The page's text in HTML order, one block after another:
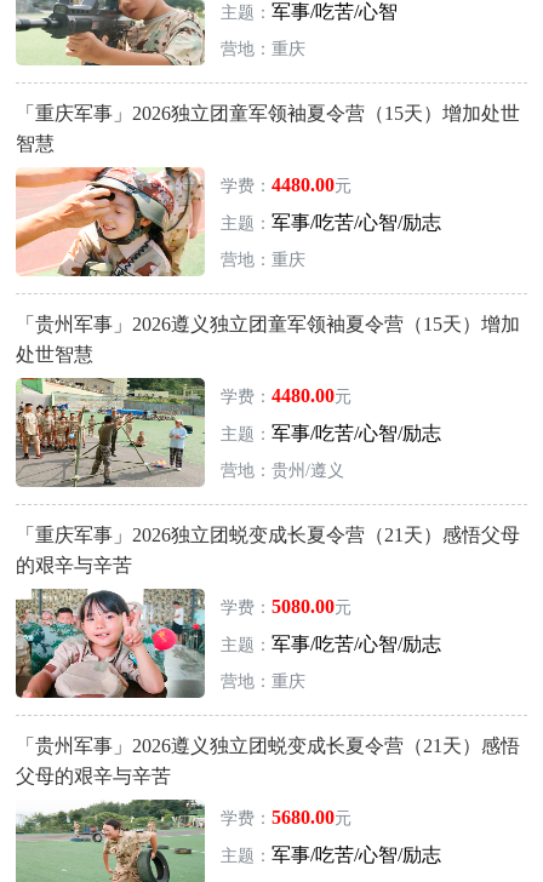
主题： 军事/吃苦/心智
营地：重庆
「重庆军事」2026独立团童军领袖夏令营（15天）增加处世
智慧
学费： 4480.00元
主题： 军事/吃苦/心智/励志
营地：重庆
「贵州军事」2026遵义独立团童军领袖夏令营（15天）增加
处世智慧
学费： 4480.00元
主题： 军事/吃苦/心智/励志
营地：贵州/遵义
「重庆军事」2026独立团蜕变成长夏令营（21天）感悟父母
的艰辛与辛苦
学费： 5080.00元
主题： 军事/吃苦/心智/励志
营地：重庆
「贵州军事」2026遵义独立团蜕变成长夏令营（21天）感悟
父母的艰辛与辛苦
学费： 5680.00元
主题： 军事/吃苦/心智/励志